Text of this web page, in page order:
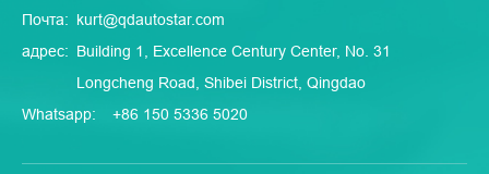
Почта: kurt@qdautostar.com
адрес: Building 1, Excellence Century Center, No. 31
Longcheng Road, Shibei District, Qingdao
Whatsapp:
+86 150 5336 5020